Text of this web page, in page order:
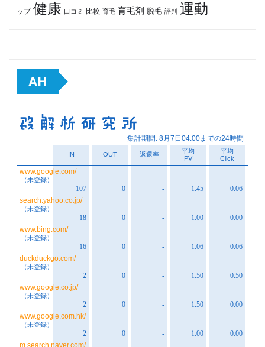
ップ 健康 口コミ 比較 育毛 育毛剤 脱毛 評判 運動
AH